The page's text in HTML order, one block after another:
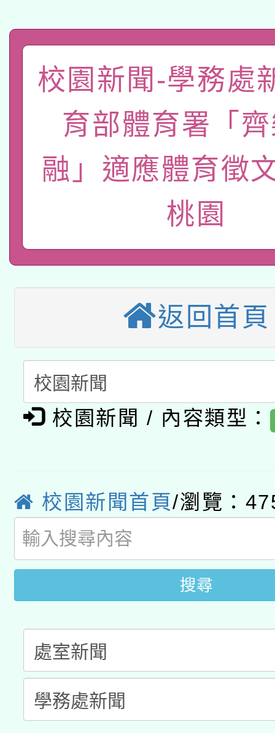
礎課程
A3數位素養講師名單
「數位內容與教學軟體
pilot」
薪期間赴陸應申請許可
轉知經濟部水利署委託
業技術研究院辦理「
用水績優單位及節水達
115年8月22日(星期六
桃園市孔廟祈福系列
開 智慧啟航」
2026年桃園地景藝術
本校115學年度第2次
招甄選結果公告(無人
招)
適應運動共學行動站研
本館辦理115年度閱讀
暨閱讀推動專業研習
科技賦能─人工智慧
礎課程
A3數位素養講師名單
「數位內容與教學軟體
pilot」
有關大陸委員會函釋公
轉知經濟部水利署委託
用水績優單位及節水達
動」
桃園市孔廟祈福系列
開 智慧啟航」
2026年桃園地景藝術
校園新聞-學務處
育部體育署「
融」適應體育徵
桃園
返回首頁
校園新聞 / 內容類型：
校園新聞首頁/瀏覽：
搜尋